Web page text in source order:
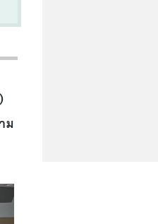
ม